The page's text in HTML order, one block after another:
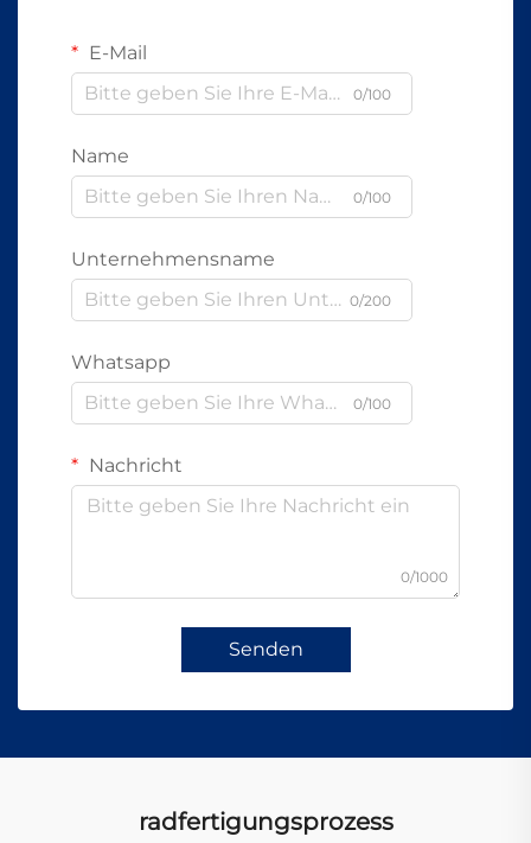
E-Mail
0/100
Name
0/100
Unternehmensname
0/200
Whatsapp
0/100
Nachricht
0/1000
Senden
radfertigungsprozess